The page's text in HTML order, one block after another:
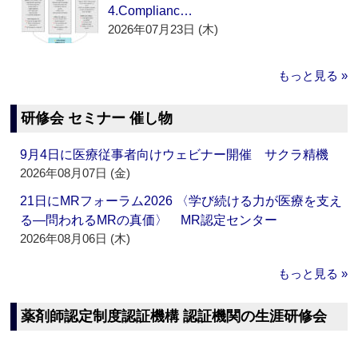
4.Complianc…
2026年07月23日 (木)
もっと見る »
研修会 セミナー 催し物
9月4日に医療従事者向けウェビナー開催 サクラ精機
2026年08月07日 (金)
21日にMRフォーラム2026 〈学び続ける力が医療を支え
る―問われるMRの真価〉 MR認定センター
2026年08月06日 (木)
もっと見る »
薬剤師認定制度認証機構 認証機関の生涯研修会